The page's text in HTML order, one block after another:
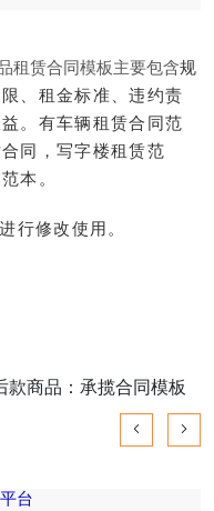
租赁合同模板主要包含规
、租金标准、违约责
。有车辆租赁合同范
同，写字楼租赁范
本。
行修改使用。
款商品：承揽合同模板